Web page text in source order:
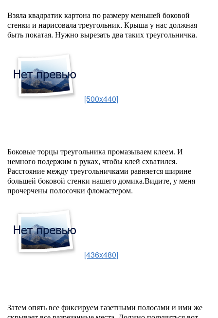
Взяла квадратик картона по размеру меньшей боковой
стенки и нарисовала треугольник. Крыша у нас должная
быть покатая. Нужно вырезать два таких треугольничка.
[500x440]
Боковые торцы треугольника промазываем клеем. И
немного подержим в руках, чтобы клей схватился.
Расстояние между треугольничками равняется ширине
большей боковой стенки нашего домика.Видите, у меня
прочерчены полосочки фломастером.
[436x480]
Затем опять все фиксируем газетными полосами и ими же